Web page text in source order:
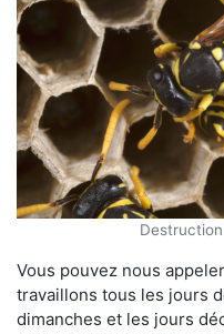
Vous pouvez nous
travaillons tous les jours
dimanches et les jours